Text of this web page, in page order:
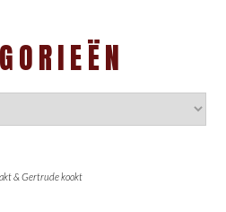
& Gertrude kookt